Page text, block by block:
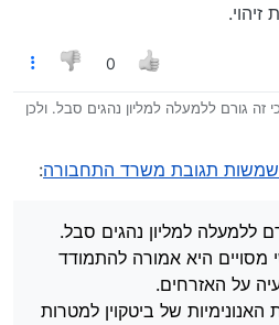
בהכהיה קלה, לכן מרגיש לי שהמטרה
מהוד מעלת השרים שמאויימים
לסבול.
0
כי זה גורם ללמעלה למליון נהגים סבל. ולכן
על האזרחים.
את האנונימיות של ביטקוין למטרות
שמשות תגובת משרד התחבורה:
ללמעלה למליון נהגים סבל.
מסויים היא אמורה להתמודד
על האזרחים.
של ביטקוין למטרות